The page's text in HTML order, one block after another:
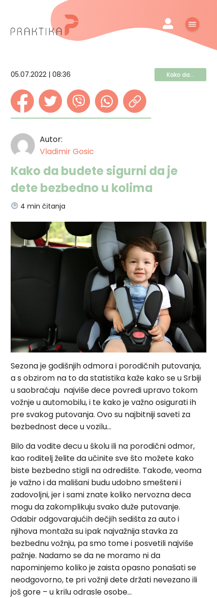
05.07.2022 | 08:36 Kako da...
Autor:
Vladimir Gosic
Kako da budete sigurni da je
dete bezbedno u kolima
4 min čitanja
Sezona je godišnjih odmora i porodičnih putovanja,
a s obzirom na to da statistika kaže kako se u Srbiji
u saobraćaju najviše dece povredi upravo tokom
vožnje u automobilu, i te kako je važno osigurati ih
pre svakog putovanja. Ovo su najbitniji saveti za
bezbednost dece u vozilu…
Bilo da vodite decu u školu ili na porodični odmor,
kao roditelj želite da učinite sve što možete kako
biste bezbedno stigli na odredište. Takođe, veoma
je važno i da mališani budu udobno smešteni i
zadovoljni, jer i sami znate koliko nervozna deca
mogu da zakomplikuju svako duže putovanje.
Odabir odgovarajućih dečjih sedišta za auto i
njihova montaža su ipak najvažnija stavka za
bezbednu vožnju, pa smo tome i posvetili najviše
pažnje. Nadamo se da ne moramo ni da
napominjemo koliko je zaista opasno ponašati se
neodgovorno, te pri vožnji dete držati nevezano ili
još gore – u krilu odrasle osobe…